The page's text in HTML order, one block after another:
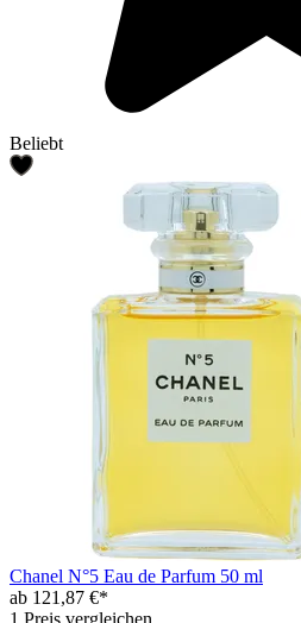
Beliebt
Chanel N°5 Eau de Parfum 50 ml
ab 121,87 €*
1 Preis vergleichen